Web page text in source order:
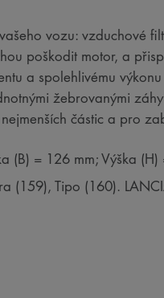
vozu: vzduchové
poškodit motor, a
a spolehlivému
žebrovanými
částic a pro
(B) = 126 mm; Výška (H)
(159), Tipo (160).